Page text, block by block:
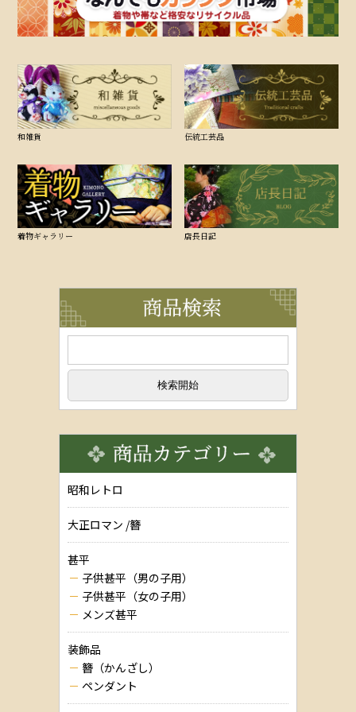
和雑貨 伝統工芸品
着物ギャラリー 店長日記
昭和レトロ
大正ロマン /簪
甚平
子供甚平（男の子用）
子供甚平（女の子用）
メンズ甚平
装飾品
簪（かんざし）
ペンダント